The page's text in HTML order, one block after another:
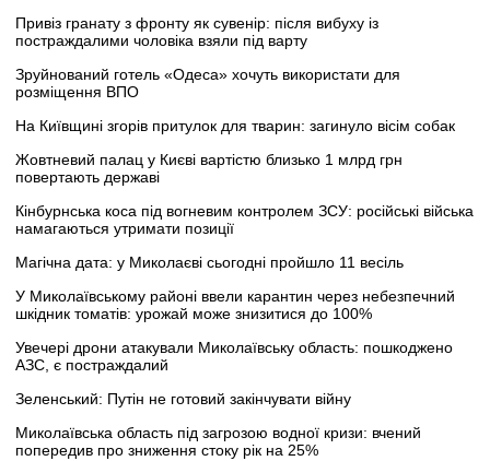
Привіз гранату з фронту як сувенір: після вибуху із
постраждалими чоловіка взяли під варту
Зруйнований готель «Одеса» хочуть використати для
розміщення ВПО
На Київщині згорів притулок для тварин: загинуло вісім собак
Жовтневий палац у Києві вартістю близько 1 млрд грн
повертають державі
Кінбурнська коса під вогневим контролем ЗСУ: російські війська
намагаються утримати позиції
Магічна дата: у Миколаєві сьогодні пройшло 11 весіль
У Миколаївському районі ввели карантин через небезпечний
шкідник томатів: урожай може знизитися до 100%
Увечері дрони атакували Миколаївську область: пошкоджено
АЗС, є постраждалий
Зеленський: Путін не готовий закінчувати війну
Миколаївська область під загрозою водної кризи: вчений
попередив про зниження стоку рік на 25%